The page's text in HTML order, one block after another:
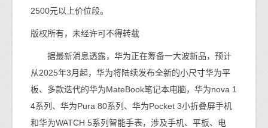
2500元以上价位段。
版权所有，未经许可不得转载
据最新消息透露，华为正在筹备一大波新品，预计
从2025年3月起，华为将陆续发布全新的小尺寸华为平
板、多款迭代的华为MateBook笔记本电脑，华为nova 1
4系列、华为Pura 80系列、华为Pocket 3小折叠屏手机
和华为WATCH 5系列智能手表，涉及手机、平板、电